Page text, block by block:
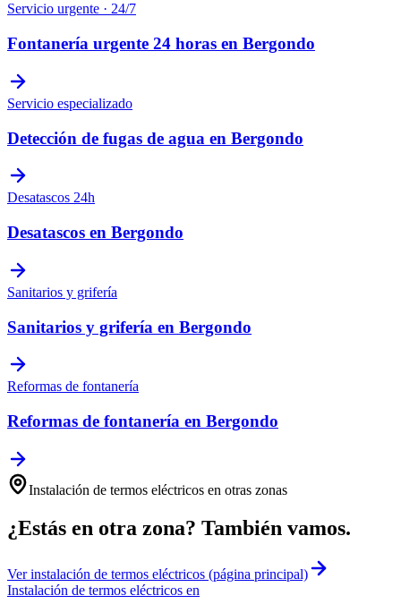
Servicio urgente · 24/7
Fontanería urgente 24 horas en Bergondo
Servicio especializado
Detección de fugas de agua en Bergondo
Desatascos 24h
Desatascos en Bergondo
Sanitarios y grifería
Sanitarios y grifería en Bergondo
Reformas de fontanería
Reformas de fontanería en Bergondo
Instalación de termos eléctricos en otras zonas
¿Estás en otra zona? También vamos.
Verinstalación de termos eléctricos (página principal)
Instalación de termos eléctricos en